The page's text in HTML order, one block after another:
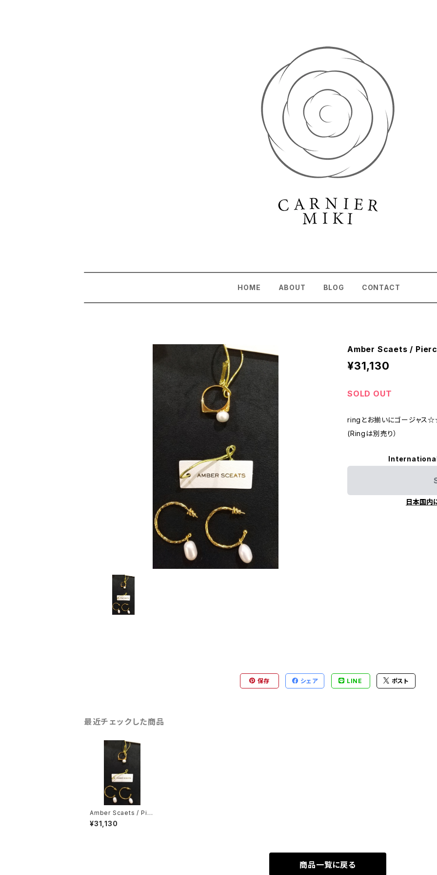
HOME ABOUT BLOG CONTACT
Amber Scaets /
¥31,130
SOLD OUT
ringとお揃いにゴージャ
(Ringは別売り）
日本国内
保存 シェア LINE ポスト
最近チェックした商品
Amber Scaets / Pier
ced
¥31,130
商品一覧に戻る